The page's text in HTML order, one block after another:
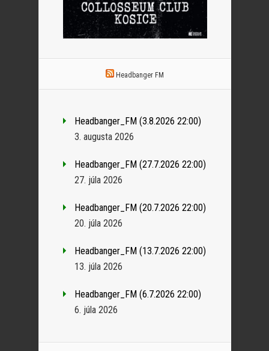
Headbanger FM
Headbanger_FM (3.8.2026 22:00)
3. augusta 2026
Headbanger_FM (27.7.2026 22:00)
27. júla 2026
Headbanger_FM (20.7.2026 22:00)
20. júla 2026
Headbanger_FM (13.7.2026 22:00)
13. júla 2026
Headbanger_FM (6.7.2026 22:00)
6. júla 2026